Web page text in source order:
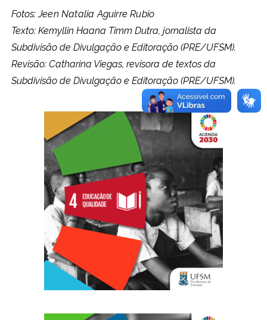
Fotos:
Texto: Kemyllin Haana Timm Dutra, jornalista da
Subdivisão de Divulgação e Editoração (PRE/UFSM).
Revisão: Catharina Viegas, revisora de textos da
Subdivisão de Divulgação e Editoração (PRE/UFSM).